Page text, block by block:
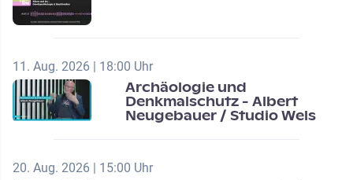
11. Aug. 2026 | 18:00 Uhr
Archäologie und
Denkmalschutz - Albert
Neugebauer / Studio Wels
20. Aug. 2026 | 15:00 Uhr